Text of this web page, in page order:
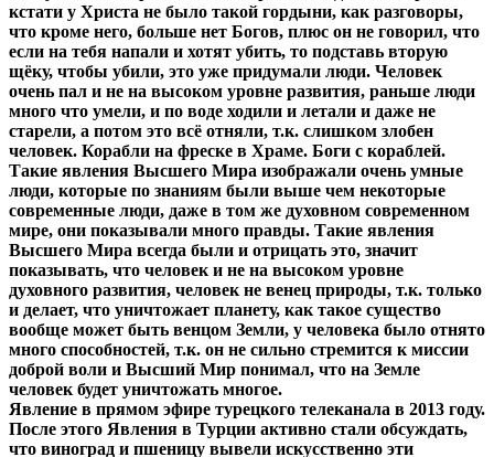
кстати у Христа не было такой гордыни, как разговоры,
что кроме него, больше нет Богов, плюс он не говорил, что
если на тебя напали и хотят убить, то подставь вторую
щёку, чтобы убили, это уже придумали люди. Человек
очень пал и не на высоком уровне развития, раньше люди
много что умели, и по воде ходили и летали и даже не
старели, а потом это всё отняли, т.к. слишком злобен
человек. Корабли на фреске в Храме. Боги с кораблей.
Такие явления Высшего Мира изображали очень умные
люди, которые по знаниям были выше чем некоторые
современные люди, даже в том же духовном современном
мире, они показывали много правды. Такие явления
Высшего Мира всегда были и отрицать это, значит
показывать, что человек и не на высоком уровне
духовного развития, человек не венец природы, т.к. только
и делает, что уничтожает планету, как такое существо
вообще может быть венцом Земли, у человека было отнято
много способностей, т.к. он не сильно стремится к миссии
доброй воли и Высший Мир понимал, что на Земле
человек будет уничтожать многое.
Явление в прямом эфире турецкого телеканала в 2013 году.
После этого Явления в Турции активно стали обсуждать,
что виноград и пшеницу вывели искусственно эти